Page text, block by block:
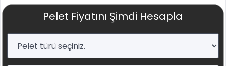
Pelet Fiyatını Şimdi Hesapla